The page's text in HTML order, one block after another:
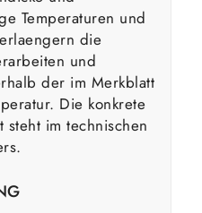
Temperaturen und
die
und
der im Merkblatt
Die konkrete
steht im technischen